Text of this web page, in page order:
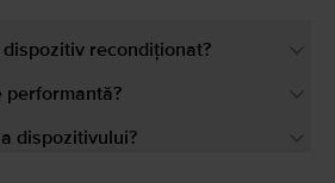
recondiționat?
performantă?
dispozitivului?